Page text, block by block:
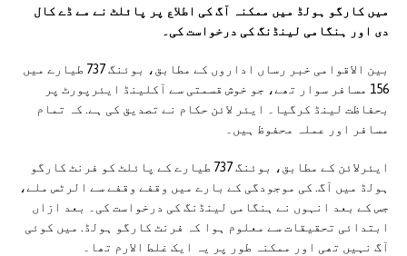
میں کارگو ہولڈ میں ممکنہ آگ کی اطلاع پر پائلٹ نے مے ڈے کال
دی اور ہنگامی لینڈنگ کی درخواست کی۔
بین الاقوامی خبر رساں اداروں کے مطابق، بوئنگ 737 طیارے میں
156 مسافر سوار تھے، جو خوش قسمتی سے آکلینڈ ایئرپورٹ پر
بحفاظت لینڈ کرگیا۔ ایئر لائن حکام نے تصدیق کی ہے. کہ تمام
مسافر اور عملہ محفوظ ہیں۔
ایئرلائن کے مطابق، بوئنگ 737 طیارے کے پائلٹ کو فرنٹ کارگو
ہولڈ میں آگ. کی موجودگی کے بارے میں وقفے وقفے سے الرٹس ملے،
جس کے بعد انہوں نے ہنگامی لینڈنگ کی درخواست کی۔ بعد ازاں
ابتدائی تحقیقات سے معلوم ہوا کہ فرنٹ کارگو ہولڈ. میں کوئی
آگ نہیں تھی اور ممکنہ طور پر یہ ایک غلط الارم تھا۔